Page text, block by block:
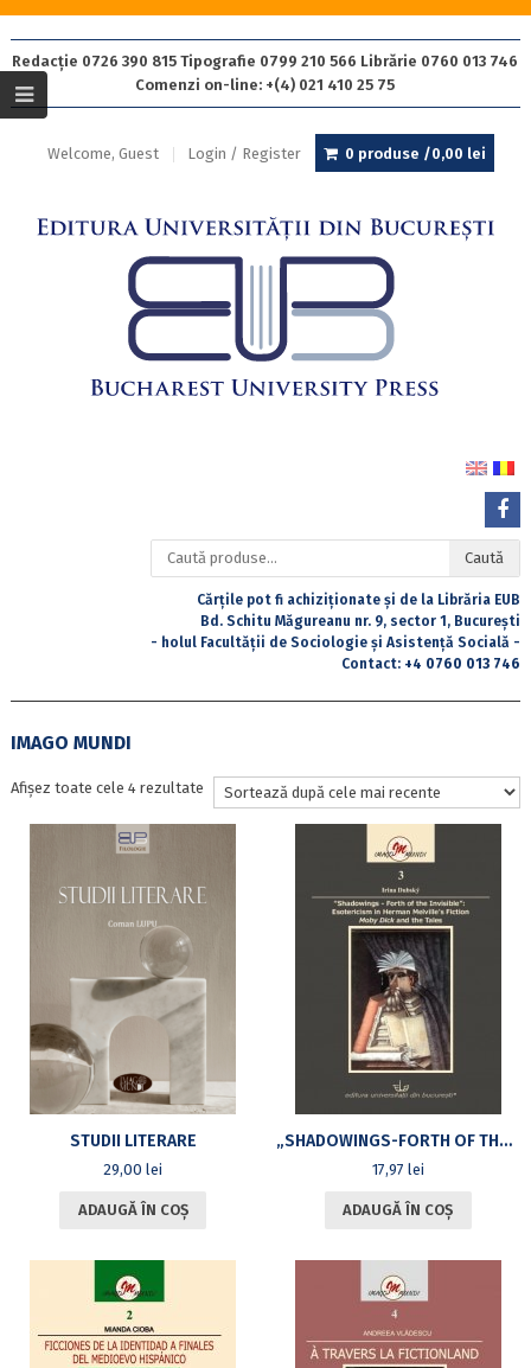
Redacție 0726 390 815 Tipografie 0799 210 566 Librărie 0760 013 746
Comenzi on-line: +(4) 021 410 25 75
Welcome, Guest Login / Register 0 produse /0,00 lei
Caută
după:
Caută
Cărțile pot fi achiziționate și de la Librăria EUB
Bd. Schitu Măgureanu nr. 9, sector 1, București
- holul Facultății de Sociologie și Asistență Socială -
Contact: +4 0760 013 746
IMAGO MUNDI
Afișez toate cele 4 rezultateSortat
după
STUDII LITERARE
29,00lei
ADAUGĂ ÎN COȘ
„SHADOWINGS-FORTH OF THE INVISIBLE”: ESOTERICISM IN HERMAN MELVILLE’S FICTION: MOBY DICK AND THE TALES
17,97 lei
ADAUGĂ ÎN COȘ